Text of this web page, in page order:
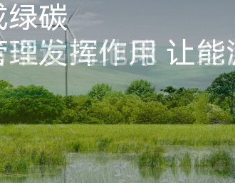
绿碳
染远离地球 让绿
绿碳
理发挥作用 让能
绿碳
染远离地球 让绿
绿碳
理发挥作用 让能